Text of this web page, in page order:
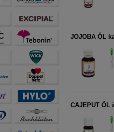
JOJOBA ÖL
CAJEPUT ÖL